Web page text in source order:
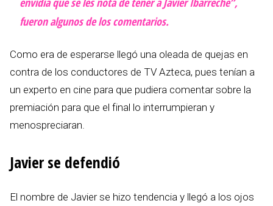
fueron algunos de los comentarios.
Como era de esperarse llegó una oleada de quejas en
contra de los conductores de TV Azteca, pues tenían a
un experto en cine para que pudiera comentar sobre la
premiación para que el final lo interrumpieran y
menospreciaran.
Javier se defendió
El nombre de Javier se hizo tendencia y llegó a los ojos